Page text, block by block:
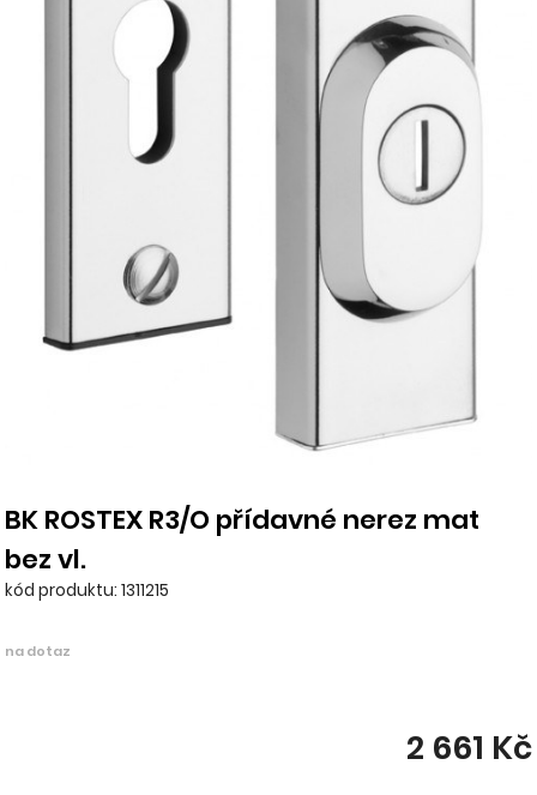
BK ROSTEX R3/O přídavné nerez mat
bez vl.
kód produktu: 1311215
na dotaz
2 661 Kč